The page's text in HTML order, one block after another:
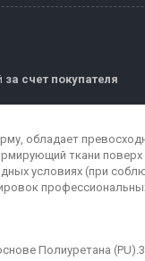
за счет покупателя
обладает
ткани
условиях (при
Полиуретана